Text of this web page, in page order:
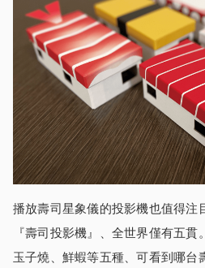
播放壽司星象儀的投影機也值得注
『壽司投影機』、全世界僅有五貫
玉子燒、鮮蝦等五種、可看到哪台